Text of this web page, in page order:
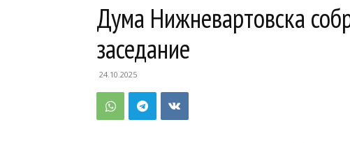
Дума Нижневартовска
заседание
24.10.2025